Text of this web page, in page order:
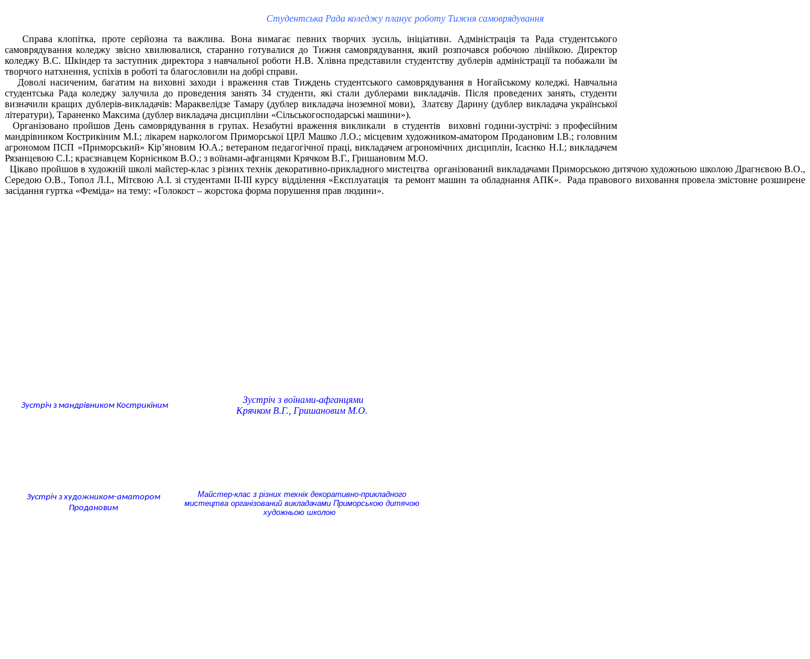
Студентська Рада коледжу планує роботу Тижня самоврядування
Справа клопітка, проте серйозна та важлива. Вона вимагає певних творчих зусиль, ініціативи. Адміністрація та Рада студентського
самоврядування коледжу звісно хвилювалися, старанно готувалися до Тижня самоврядування, який розпочався робочою лінійкою. Директор
коледжу В.С. Шкіндер та заступник директора з навчальної роботи Н.В. Хлівна представили студентству дублерів адміністрації та побажали їм
творчого натхнення, успіхів в роботі та благословили на добрі справи.
Доволі насиченим, багатим на виховні заходи і враження став Тиждень студентського самоврядування в Ногайському коледжі. Навчальна
студентська Рада коледжу залучила до проведення занять 34 студенти, які стали дублерами викладачів. Після проведених занять, студенти
визначили кращих дублерів-викладачів: Мараквелідзе Тамару (дублер викладача іноземної мови), Златєву Дарину (дублер викладача української
літератури), Тараненко Максима (дублер викладача дисципліни «Сільськогосподарські машини»).
Організовано пройшов День самоврядування в групах. Незабутні враження викликали в студентів виховні години-зустрічі: з професійним
мандрівником Кострикіним М.І.; лікарем наркологом Приморської ЦРЛ Машко Л.О.; місцевим художником-аматором Продановим І.В.; головним
агрономом ПСП «Приморський» Кір’яновим Ю.А.; ветераном педагогічної праці, викладачем агрономічних дисциплін, Ісаєнко Н.І.; викладачем
Рязанцевою С.І.; краєзнавцем Корнієнком В.О.; з воїнами-афганцями Крячком В.Г., Гришановим М.О.
Цікаво пройшов в художній школі майстер-клас з різних технік декоративно-прикладного мистецтва організований викладачами Приморською дитячою художньою школою Драгнєвою В.О.,
Середою О.В., Топол Л.І., Мітєвою А.І. зі студентами ІІ-ІІІ курсу відділення «Експлуатація та ремонт машин та обладнання АПК». Рада правового виховання провела змістовне розширене
засідання гуртка «Феміда» на тему: «Голокост – жорстока форма порушення прав людини».
Зустріч з мандрівником Кострикіним
Зустріч з воїнами-афганцями
Крячком В.Г., Гришановим М.О.
Зустріч з художником-аматором
Продановим
Майстер-клас з різних технік декоративно-прикладного
мистецтва організований викладачами Приморською дитячою
художньою школою